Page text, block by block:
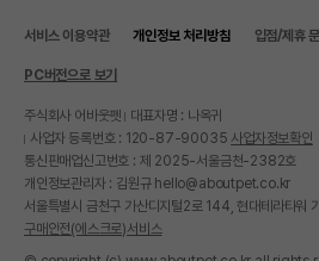
서비스 이용약관 개인정보 처리방침 입점/제휴
PC버전으로 보기
주식회사 어바웃펫
대표자명 : 나옥귀
사업자 등록번호 : 120-87-90035 사업자정보확인
통신판매업신고번호 : 제 2025-서울금천-2382호
개인정보관리자 : 김원규 hello@aboutpet.co.kr
서울특별시 금천구 가산디지털2로 144, 현대테라타
구매안전(에스크로)서비스